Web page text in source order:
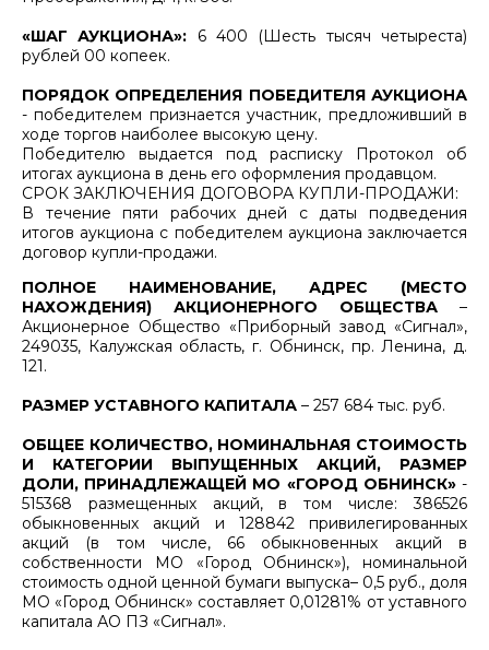
«ШАГ АУКЦИОНА»: 6 400 (Шесть тысяч четыреста)
рублей 00 копеек.
ПОРЯДОК ОПРЕДЕЛЕНИЯ ПОБЕДИТЕЛЯ АУКЦИОНА
- победителем признается участник, предложивший в
ходе торгов наиболее высокую цену.
Победителю выдается под расписку Протокол об
итогах аукциона в день его оформления продавцом.
СРОК ЗАКЛЮЧЕНИЯ ДОГОВОРА КУПЛИ-ПРОДАЖИ:
В течение пяти рабочих дней с даты подведения
итогов аукциона с победителем аукциона заключается
договор купли-продажи.
ПОЛНОЕ НАИМЕНОВАНИЕ, АДРЕС (МЕСТО
НАХОЖДЕНИЯ) АКЦИОНЕРНОГО ОБЩЕСТВА –
Акционерное Общество «Приборный завод «Сигнал»,
249035, Калужская область, г. Обнинск, пр. Ленина, д.
121.
РАЗМЕР УСТАВНОГО КАПИТАЛА – 257 684 тыс. руб.
ОБЩЕЕ КОЛИЧЕСТВО, НОМИНАЛЬНАЯ СТОИМОСТЬ
И КАТЕГОРИИ ВЫПУЩЕННЫХ АКЦИЙ, РАЗМЕР
ДОЛИ, ПРИНАДЛЕЖАЩЕЙ МО «ГОРОД ОБНИНСК»-
515368 размещенных акций, в том числе: 386526
обыкновенных акций и 128842 привилегированных
акций (в том числе, 66 обыкновенных акций в
собственности МО «Город Обнинск»), номинальной
стоимость одной ценной бумаги выпуска– 0,5 руб., доля
МО «Город Обнинск» составляет 0,01281% от уставного
капитала АО ПЗ «Сигнал».